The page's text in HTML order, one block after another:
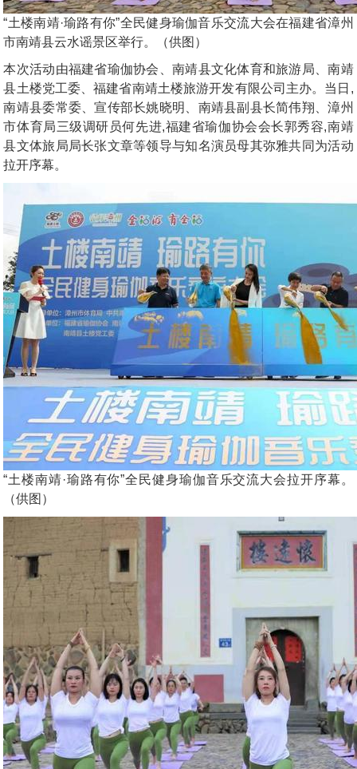
“土楼南靖·瑜路有你”全民健身瑜伽音乐交流大会在福建省漳州
市南靖县云水谣景区举行。（供图）
本次活动由福建省瑜伽协会、南靖县文化体育和旅游局、南靖
县土楼党工委、福建省南靖土楼旅游开发有限公司主办。当日,
南靖县委常委、宣传部长姚晓明、南靖县副县长简伟翔、漳州
市体育局三级调研员何先进,福建省瑜伽协会会长郭秀容,南靖
县文体旅局局长张文章等领导与知名演员母其弥雅共同为活动
拉开序幕。
“土楼南靖·瑜路有你”全民健身瑜伽音乐交流大会拉开序幕。
（供图）